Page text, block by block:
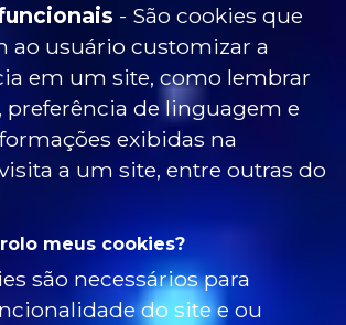
- São cookies que
ao usuário customizar a
em um site, como lembrar
de linguagem e
exibidas na
a um site, entre outras do
meus cookies?
são necessários para
do site e ou